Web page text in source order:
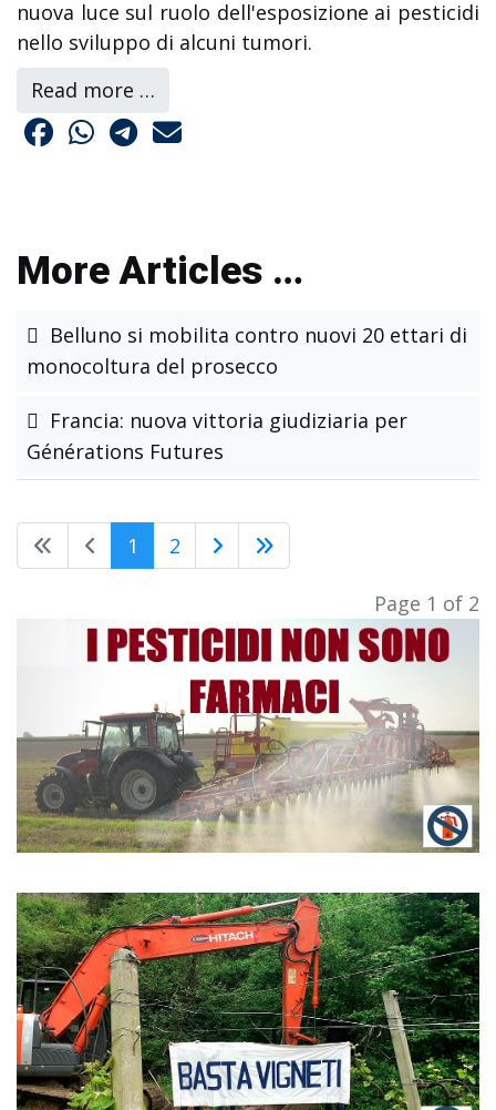
nuova luce sul ruolo dell'esposizione ai pesticidi
nello sviluppo di alcuni tumori.
Read more …
More Articles …
Belluno si mobilita contro nuovi 20 ettari di
monocoltura del prosecco
Francia: nuova vittoria giudiziaria per
Générations Futures
1 2
Page 1 of 2